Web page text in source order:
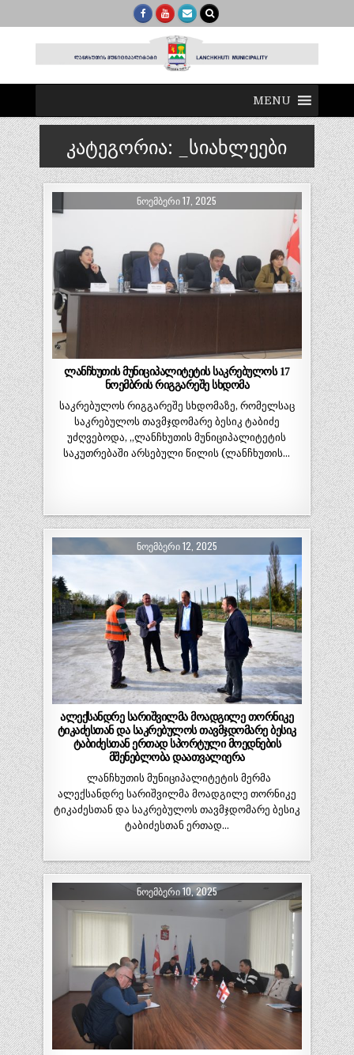
MENU
კატეგორია: _სიახლეები
ᲜᲝᲔᲛᲑᲔᲠᲘ 17, 2025
ლანჩხუთის მუნიციპალიტეტის საკრებულოს 17
ნოემბრის რიგგარეშე სხდომა
საკრებულოს რიგგარეშე სხდომაზე, რომელსაც
საკრებულოს თავმჯდომარე ბესიკ ტაბიძე
უძღვებოდა, „ლანჩხუთის მუნიციპალიტეტის
საკუთრებაში არსებული წილის (ლანჩხუთის…
ᲜᲝᲔᲛᲑᲔᲠᲘ 12, 2025
ალექსანდრე სარიშვილმა მოადგილე თორნიკე
ტიკაძესთან და საკრებულოს თავმჯდომარე ბესიკ
ტაბიძესთან ერთად სპორტული მოედნების
მშენებლობა დაათვალიერა
ლანჩხუთის მუნიციპალიტეტის მერმა
ალექსანდრე სარიშვილმა მოადგილე თორნიკე
ტიკაძესთან და საკრებულოს თავმჯდომარე ბესიკ
ტაბიძესთან ერთად…
ᲜᲝᲔᲛᲑᲔᲠᲘ 10, 2025